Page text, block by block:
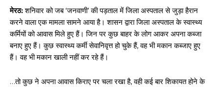
मेरठ:शनिवार को जब ‘जनवाणी’ की पड़ताल में जिला अस्पताल से जुड़ा हैरान
करने वाला एक मामला सामने आया है। शासन द्वारा जिला अस्पताल के स्वास्थ्य
कर्मियों को आवास मिले हुए हैं। जिन पर कुछ बाहर के लोग आकर अपना कब्जा
बनाए हुए हैं। कुछ स्वास्थ्य कर्मी सेवानिवृत्त हो चुके हैं, वह भी मकान कब्जाए हुए
हैं। वह भी मकान खाली नहीं कर रहे हैं।
…तो कुछ ने अपना आवास किराए पर चला रखा है, वही कई बार शिकायत होने के